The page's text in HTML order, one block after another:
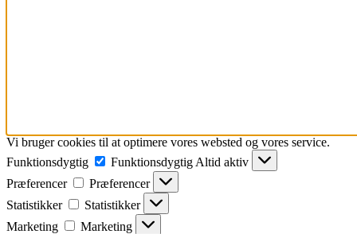
Vi bruger cookies til at optimere vores websted og vores service.
Funktionsdygtig
Funktionsdygtig Altid aktiv
Præferencer
Præferencer
Statistikker
Statistikker
Marketing
Marketing